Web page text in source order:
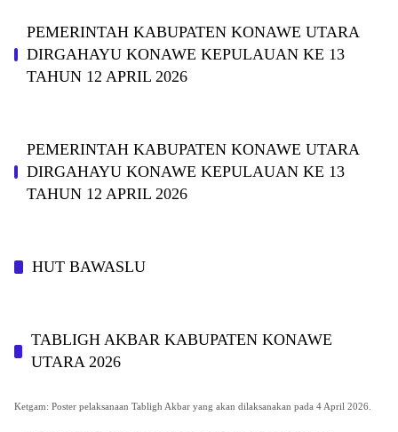
PEMERINTAH KABUPATEN KONAWE UTARA
DIRGAHAYU KONAWE KEPULAUAN KE 13
TAHUN 12 APRIL 2026
PEMERINTAH KABUPATEN KONAWE UTARA
DIRGAHAYU KONAWE KEPULAUAN KE 13
TAHUN 12 APRIL 2026
HUT BAWASLU
TABLIGH AKBAR KABUPATEN KONAWE
UTARA 2026
Ketgam: Poster pelaksanaan Tabligh Akbar yang akan dilaksanakan pada 4 April 2026.